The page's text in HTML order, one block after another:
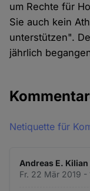
um Rechte für
Sie auch kein
unterstützen".
jährlich
Netiquette für
Andreas E.
Fr. 22 Mär 2019 -